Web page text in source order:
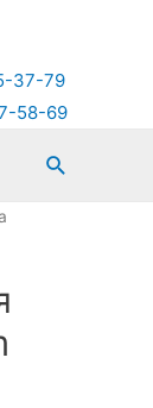
37-79
58-69
Поиск